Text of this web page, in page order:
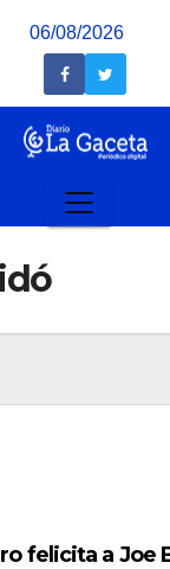
06/08/2026
felicita a Joe